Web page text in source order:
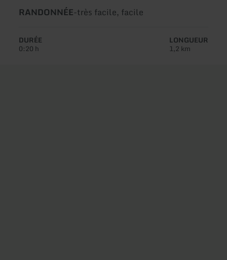
Type
circuit:
RANDONNÉE-Difficulté:
très facile, facile
DURÉE
0:20 h
LONGUEUR
1,2 km